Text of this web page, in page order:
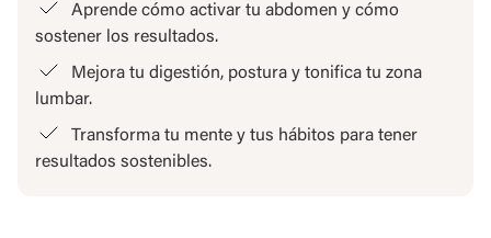
Aprende cómo activar tu abdomen y cómo
sostener los resultados.
Mejora tu digestión, postura y tonifica tu zona
lumbar.
Transforma tu mente y tus hábitos para tener
resultados sostenibles.